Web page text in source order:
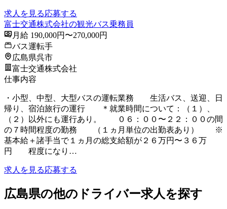
求人を見る応募する
富士交通株式会社の観光バス乗務員
月給 190,000円〜270,000円
バス運転手
広島県呉市
富士交通株式会社
仕事内容
・小型、中型、大型バスの運転業務 生活バス、送迎、日
帰り、宿泊旅行の運行 ＊就業時間について：（１）、
（２）以外にも運行あり。 ０６：００〜２２：００の間
の７時間程度の勤務 （１ヵ月単位の出勤表あり） ※
基本給＋諸手当で１ヵ月の総支給額が２６万円〜３６万
円 程度になり…
求人を見る応募する
広島県の他のドライバー求人を探す